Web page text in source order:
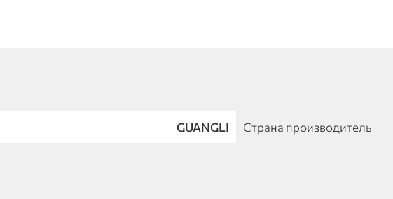
GUANGLI Страна производитель